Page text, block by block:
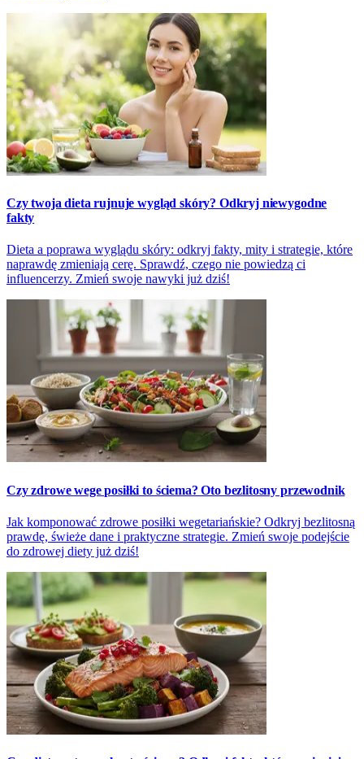
Czy twoja dieta rujnuje wygląd skóry? Odkryj niewygodne
fakty
Dieta a poprawa wyglądu skóry: odkryj fakty, mity i strategie, które
naprawdę zmieniają cerę. Sprawdź, czego nie powiedzą ci
influencerzy. Zmień swoje nawyki już dziś!
Czy zdrowe wege posiłki to ściema? Oto bezlitosny przewodnik
Jak komponować zdrowe posiłki wegetariańskie? Odkryj bezlitosną
prawdę, świeże dane i praktyczne strategie. Zmień swoje podejście
do zdrowej diety już dziś!